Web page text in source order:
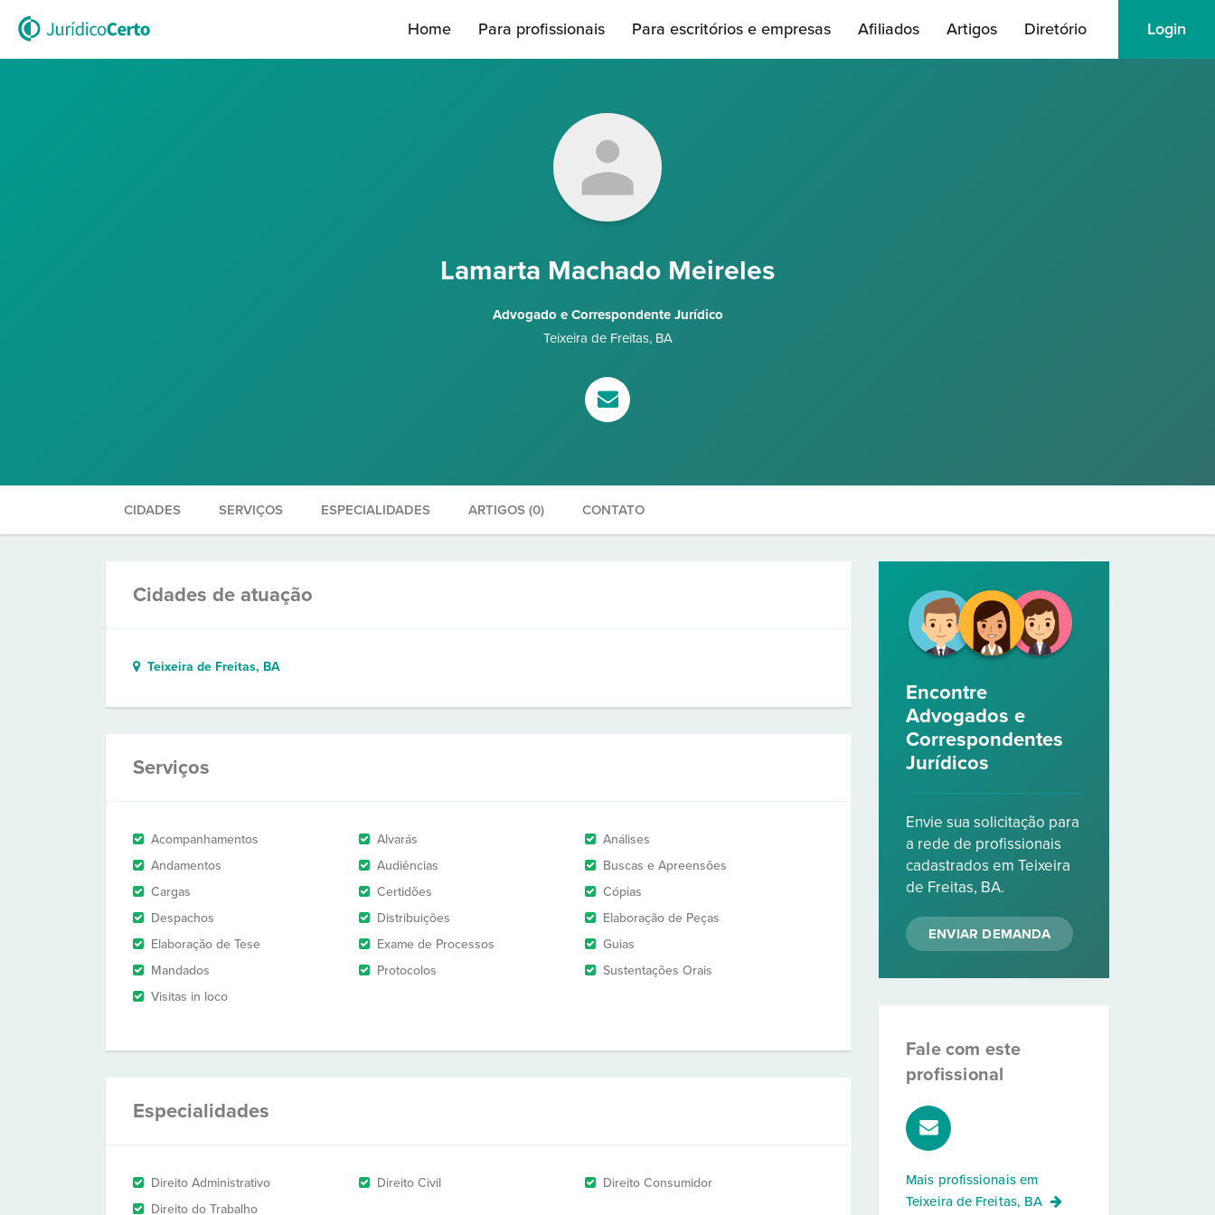
Home Para profissionais Para escritórios e empresas Afiliados Artigos Diretório Login
Lamarta Machado Meireles
Advogado e Correspondente Jurídico
Teixeira de Freitas, BA
CIDADES SERVIÇOS ESPECIALIDADES ARTIGOS (0) CONTATO
Cidades de atuação
Teixeira de Freitas, BA
Serviços
Acompanhamentos Alvarás
Análises
Andamentos
Audiências
Buscas e Apreensões
Cargas
Certidões
Cópias
Despachos
Distribuições
Elaboração de Peças
Elaboração de Tese
Exame de Processos
Guias
Mandados
Protocolos
Sustentações Orais
Visitas in loco
Especialidades
Direito Administrativo Direito Civil
Direito Consumidor
Direito do Trabalho
Encontre
Advogados e
Correspondentes
Jurídicos
Envie sua solicitação para
a rede de profissionais
cadastrados em Teixeira
de Freitas, BA.
ENVIAR DEMANDA
Fale com este
profissional
Mais profissionais em
Teixeira de Freitas, BA